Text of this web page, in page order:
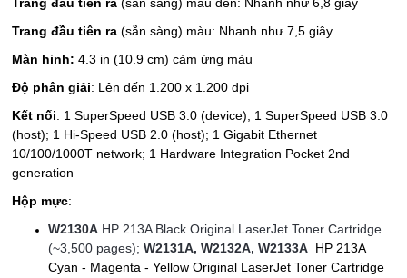
Trang đầu tiên ra (sẵn sàng) màu đen: Nhanh như 6,8 giây
Trang đầu tiên ra (sẵn sàng) màu: Nhanh như 7,5 giây
Màn hinh: 4.3 in (10.9 cm) cảm ứng màu
Độ phân giải: Lên đến 1.200 x 1.200 dpi
Kết nối: 1 SuperSpeed USB 3.0 (device); 1 SuperSpeed USB 3.0
(host); 1 Hi-Speed USB 2.0 (host); 1 Gigabit Ethernet
10/100/1000T network; 1 Hardware Integration Pocket 2nd
generation
Hộp mực:
W2130A HP 213A Black Original LaserJet Toner Cartridge
(~3,500 pages); W2131A, W2132A, W2133A HP 213A
Cyan - Magenta - Yellow Original LaserJet Toner Cartridge